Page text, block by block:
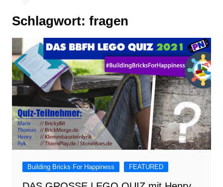
Schlagwort: fragen
Building Bricks For Happiness FEATURED